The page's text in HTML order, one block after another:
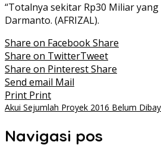
“Totalnya sekitar Rp30 Miliar
Darmanto. (AFRIZAL).
Share on FacebookShare
Share on TwitterTweet
Share on PinterestShare
Send email Mail
Print Print
Akui Sejumlah Proyek 2016 Belum
Navigasi pos